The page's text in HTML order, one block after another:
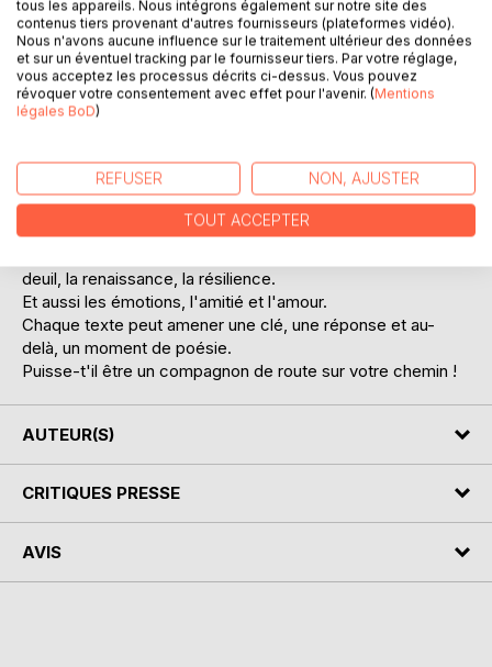
DESCRIPTION
pour se reconstruire et avancer ?
À travers ce recueil, j'ai eu envie de vous partager un
morceau de ma route.
deuil, la renaissance, la résilience.
Et aussi les émotions, l'amitié et l'amour.
Chaque texte peut amener une clé, une réponse et au-
delà, un moment de poésie.
Puisse-t'il être un compagnon de route sur votre chemin !
AUTEUR(S)
CRITIQUES PRESSE
AVIS
tous les appareils. Nous intégrons également sur notre site des
contenus tiers provenant d'autres fournisseurs (plateformes vidéo).
Nous n'avons aucune influence sur le traitement ultérieur des données
et sur un éventuel tracking par le fournisseur tiers. Par votre réglage,
vous acceptez les processus décrits ci-dessus. Vous pouvez
révoquer votre consentement avec effet pour l'avenir. (Mentions
légales BoD)
REFUSER NON, AJUSTER
TOUT ACCEPTER